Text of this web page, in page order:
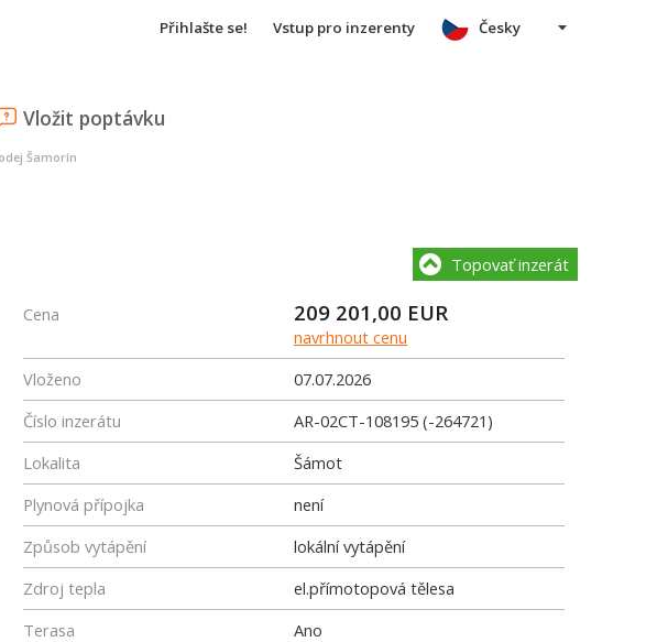
Přihlašte se! Vstup pro inzerenty
Vložit poptávku
Česky
Šamorín
Topovať inzerát
Cena 209 201,00 EUR
navrhnout cenu
Vloženo
07.07.2026
Číslo inzerátu
AR-02CT-108195 (-264721)
Lokalita
Šámot
Plynová přípojka
není
Způsob vytápění
lokální vytápění
Zdroj tepla
el.přímotopová tělesa
Terasa
Ano